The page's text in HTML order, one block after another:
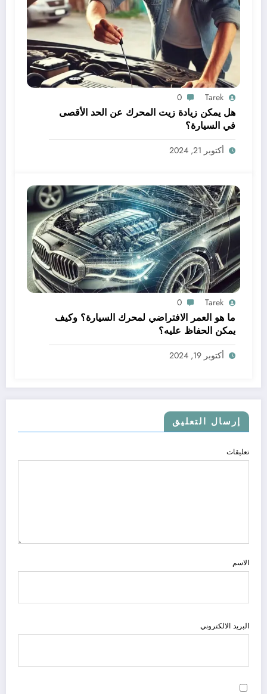
Tarek
0
هل يمكن زيادة زيت المحرك عن الحد الأقصى
في السيارة؟
أكتوبر 21, 2024
Tarek
0
ما هو العمر الافتراضي لمحرك السيارة؟ وكيف
يمكن الحفاظ عليه؟
أكتوبر 19, 2024
إرسال التعليق
تعليقات
الاسم
البريد الالكتروني